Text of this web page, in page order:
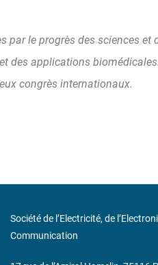
le progrès des sciences et
des applications
congrès internationaux.
Société de l’Electricité, de
Communication